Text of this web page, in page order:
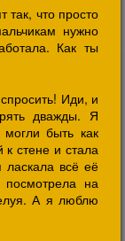
так, что просто
нужно
Как ты
Иди, и
дважды. Я
быть как
стене и стала
ласкала всё её
на
А я люблю